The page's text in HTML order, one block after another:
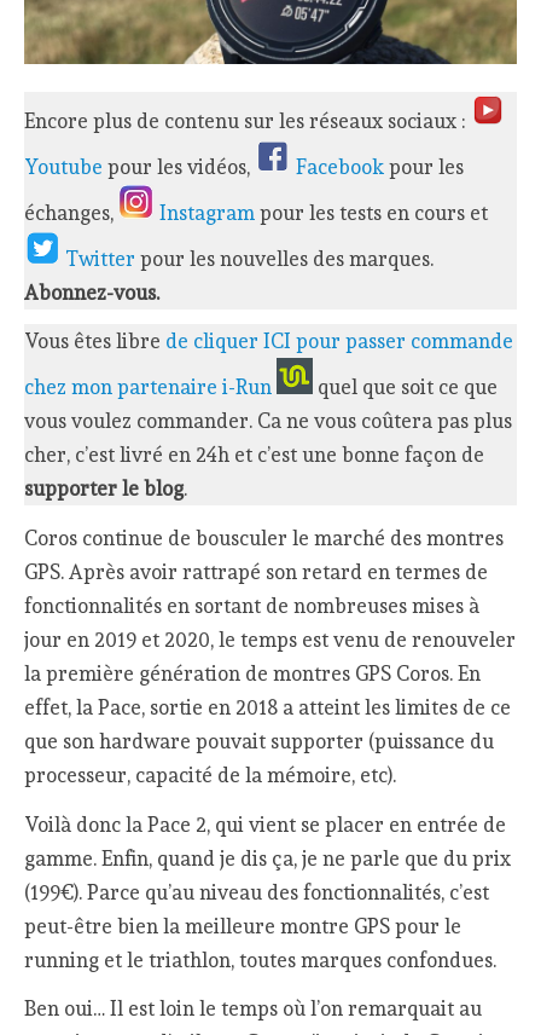
Encore plus de contenu sur les réseaux sociaux :
Youtube pour les vidéos, Facebookpour les
échanges,
Instagrampour les tests en cours et
Twitterpour les nouvelles des marques.
Abonnez-vous.
Vous êtes libre de cliquer ICI pour passer commande
chez mon partenaire i-Run
quel que soit ce que
vous voulez commander. Ca ne vous coûtera pas plus
cher, c’est livré en 24h et c’est une bonne façon de
supporter le blog.
Coros continue de bousculer le marché des montres
GPS. Après avoir rattrapé son retard en termes de
fonctionnalités en sortant de nombreuses mises à
jour en 2019 et 2020, le temps est venu de renouveler
la première génération de montres GPS Coros. En
effet, la Pace, sortie en 2018 a atteint les limites de ce
que son hardware pouvait supporter (puissance du
processeur, capacité de la mémoire, etc).
Voilà donc la Pace 2, qui vient se placer en entrée de
gamme. Enfin, quand je dis ça, je ne parle que du prix
(199€). Parce qu’au niveau des fonctionnalités, c’est
peut-être bien la meilleure montre GPS pour le
running et le triathlon, toutes marques confondues.
Ben oui… Il est loin le temps où l’on remarquait au